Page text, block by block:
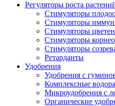
Регуляторы роста
Стимуляторы
Стимуляторы
Стимуляторы
Стимуляторы
Стимуляторы
Ретарданты
Удобрения
Удобрения с
Комплексные
Микроудобрения с
Органические